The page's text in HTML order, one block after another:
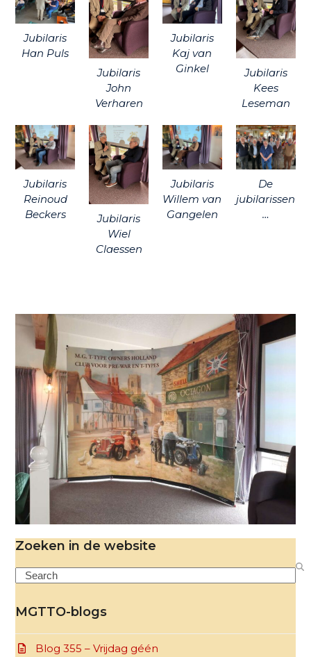
Jubilaris
Han Puls
Jubilaris
John
Verharen
Jubilaris
Kaj van
Ginkel
Jubilaris
Kees
Leseman
Jubilaris
Reinoud
Beckers
Jubilaris
Wiel
Claessen
Jubilaris
Willem van
Gangelen
De
jubilarissen
…
Zoeken in de website
Search
MGTTO-blogs
Blog 355 – Vrijdag géén